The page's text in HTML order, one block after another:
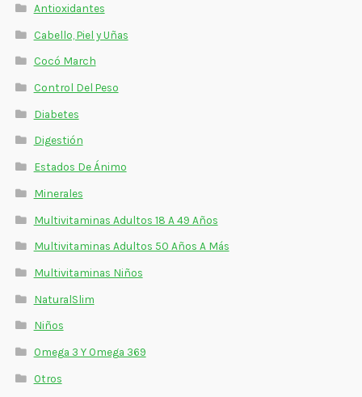
Antioxidantes
Cabello, Piel y Uñas
Cocó March
Control Del Peso
Diabetes
Digestión
Estados De Ánimo
Minerales
Multivitaminas Adultos 18 A 49 Años
Multivitaminas Adultos 50 Años A Más
Multivitaminas Niños
NaturalSlim
Niños
Omega 3 Y Omega 369
Otros